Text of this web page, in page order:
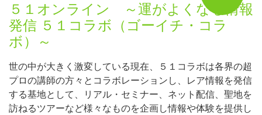
５１オンライン ～運がよくなる情報
発信 ５１コラボ（ゴーイチ・コラ
ボ）～
世の中が大きく激変している現在、５１コラボは各界の超
プロの講師の方々とコラボレーションし、レア情報を発信
する基地として、リアル・セミナー、ネット配信、聖地を
訪ねるツアーなど様々なものを企画し情報や体験を提供し